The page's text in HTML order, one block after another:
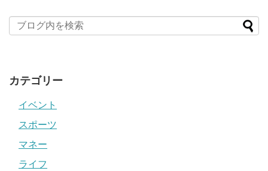
カテゴリー
イベント
スポーツ
マネー
ライフ